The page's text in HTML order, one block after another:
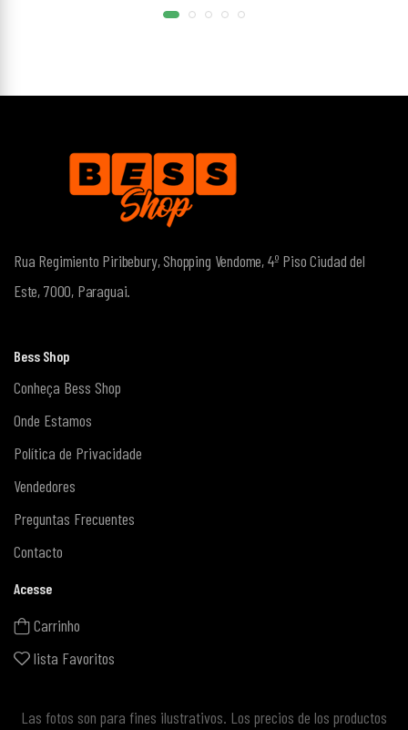
Rua Regimiento Piribebury, Shopping Vendome, 4º PisoCiudad del
Este, 7000, Paraguai.
Bess Shop
Conheça Bess Shop
Onde Estamos
Política de Privacidade
Vendedores
Preguntas Frecuentes
Contacto
Acesse
Carrinho
lista Favoritos
Las fotos son para fines ilustrativos. Los precios de los productos